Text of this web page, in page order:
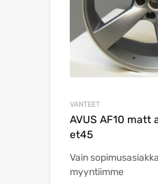
VANTEET
AVUS AF10 matt
et45
Vain
myyntiimme